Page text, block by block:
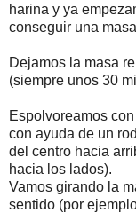
harina y ya
conseguir una
Dejamos la masa
(siempre unos 30
Espolvoreamos
con ayuda de un
del centro hacia
hacia los lados).
Vamos girando la
sentido (por